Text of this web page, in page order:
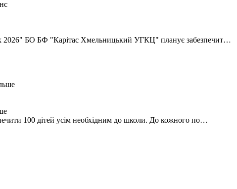
2026" БО БФ "Карітас Хмельницький УГКЦ" планує забезпечит…
100 дітей усім необхідним до школи. До кожного по…